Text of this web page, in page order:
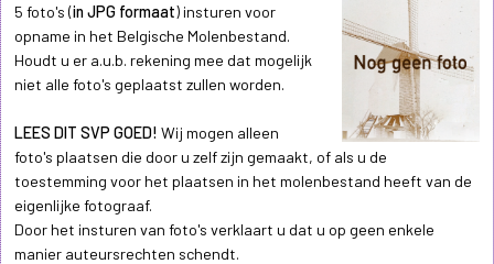
5 foto's (in JPG formaat) insturen voor
opname in het Belgische Molenbestand.
Houdt u er a.u.b. rekening mee dat mogelijk
niet alle foto's geplaatst zullen worden.
LEES DIT SVP GOED! Wij mogen alleen
foto's plaatsen die door u zelf zijn gemaakt, of als u de
toestemming voor het plaatsen in het molenbestand heeft van de
eigenlijke fotograaf.
Door het insturen van foto's verklaart u dat u op geen enkele
manier auteursrechten schendt.